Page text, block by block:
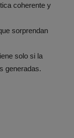
coherente y
sorprendan
solo si la
generadas.